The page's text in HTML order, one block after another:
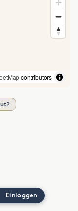
contributors
Einloggen